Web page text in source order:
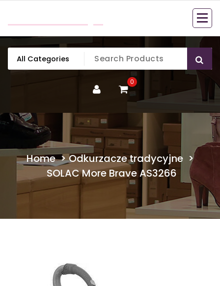
content
0
Home>Odkurzacze tradycyjne >
SOLAC More Brave AS3266